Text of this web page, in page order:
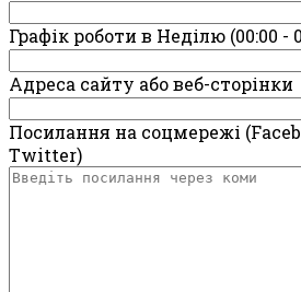
Графік роботи в Неділю (00:00 -
Адреса сайту або веб-сторінки
Посилання на соцмережі
Twitter)